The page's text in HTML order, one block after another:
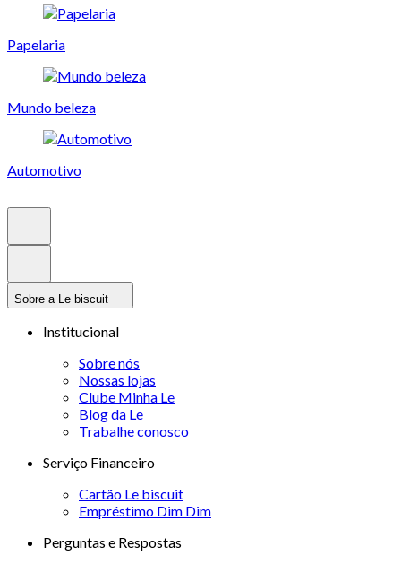
Papelaria
Mundo beleza
Automotivo
Sobre a Le biscuit
Institucional
Sobre nós
Nossas lojas
Clube Minha Le
Blog da Le
Trabalhe conosco
Serviço Financeiro
Cartão Le biscuit
Empréstimo Dim Dim
Perguntas e Respostas